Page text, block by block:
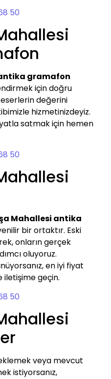
50
gramafon
için doğru
değerini
hizmetinizdeyiz.
satmak için hemen
50
Mahallesi antika
bir ortaktır. Eski
onların gerçek
oluyoruz.
en iyi fiyat
iletişime geçin.
50
veya mevcut
istiyorsanız,